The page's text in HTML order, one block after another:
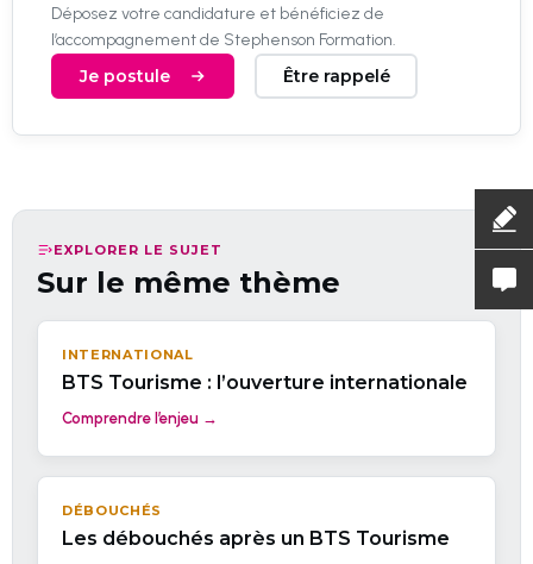
Déposez votre candidature et bénéficiez de
l’accompagnement de Stephenson Formation.
Je postule Être rappelé
EXPLORER LE SUJET
Sur le même thème
INTERNATIONAL
BTS Tourisme : l’ouverture internationale
Comprendre l’enjeu →
DÉBOUCHÉS
Les débouchés après un BTS Tourisme